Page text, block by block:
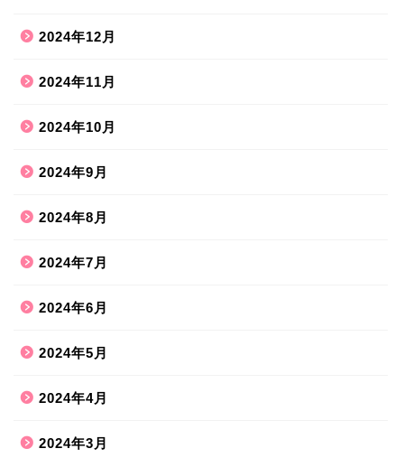
2024年12月
2024年11月
2024年10月
2024年9月
2024年8月
2024年7月
2024年6月
2024年5月
2024年4月
2024年3月